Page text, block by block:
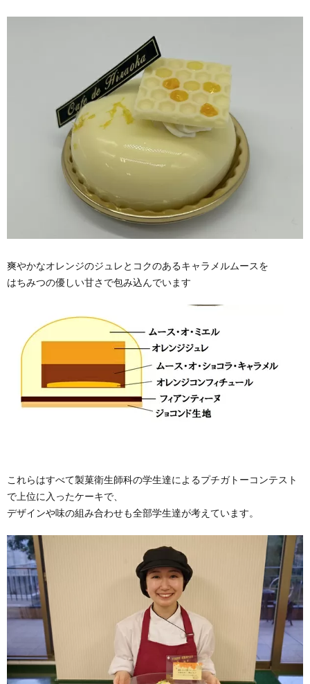
爽やかなオレンジのジュレとコクのあるキャラメルムースを
はちみつの優しい甘さで包み込んでいます
これらはすべて製菓衛生師科の学生達によるプチガトーコンテスト
で上位に入ったケーキで、
デザインや味の組み合わせも全部学生達が考えています。